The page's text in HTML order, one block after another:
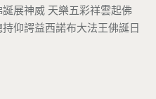
展神威 天樂五彩祥雲起佛
仰諤益西諾布大法王佛誕日